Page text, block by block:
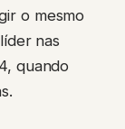
o mesmo
nas
quando